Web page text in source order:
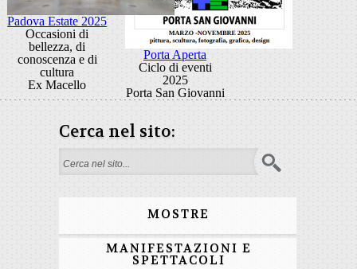
Porta Aperta
Ciclo di eventi
2025
Porta San Giovanni
Padova Estate 2025
Occasioni di
bellezza, di
conoscenza e di
cultura
Ex Macello
Cerca nel sito:
Form di ricerca
MOSTRE
MANIFESTAZIONI E
SPETTACOLI